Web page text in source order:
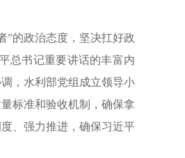
的政治态度，坚决扛好政
总书记重要讲话的丰富内
，水利部党组成立领导小
标准和验收机制，确保拿
、强力推进，确保习近平